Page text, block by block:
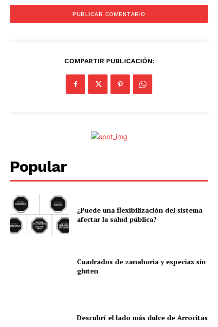
COMPARTIR PUBLICACIÓN:
Popular
¿Puede una flexibilización del sistema
afectar la salud pública?
Cuadrados de zanahoria y especias sin
gluten
Descubrí el lado más dulce de Arrocitas